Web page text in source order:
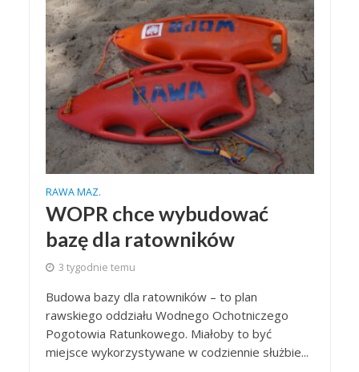
RAWA MAZ.
WOPR chce wybudować
bazę dla ratowników
3 tygodnie temu
Budowa bazy dla ratowników – to plan
rawskiego oddziału Wodnego Ochotniczego
Pogotowia Ratunkowego. Miałoby to być
miejsce wykorzystywane w codziennie służbie...